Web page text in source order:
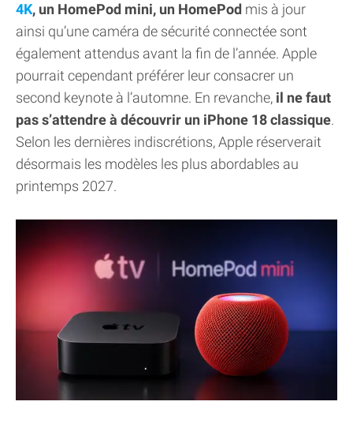
4K, un HomePod mini, un HomePod mis à jour
ainsi qu’une caméra de sécurité connectée sont
également attendus avant la fin de l’année. Apple
pourrait cependant préférer leur consacrer un
second keynote à l’automne. En revanche, il ne faut
pas s’attendre à découvrir un iPhone 18 classique.
Selon les dernières indiscrétions, Apple réserverait
désormais les modèles les plus abordables au
printemps 2027.